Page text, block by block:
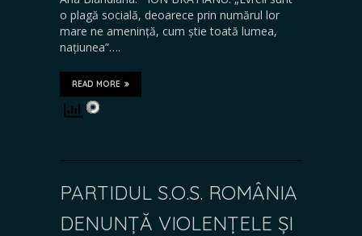
o plagă socială, deoarece prin numărul lor
mare ne amenință, cum știe toată lumea,
națiunea”….
READ MORE
PARTIDUL S.O.S. ROMÂNIA
DENUNȚĂ VIOLENȚELE ȘI